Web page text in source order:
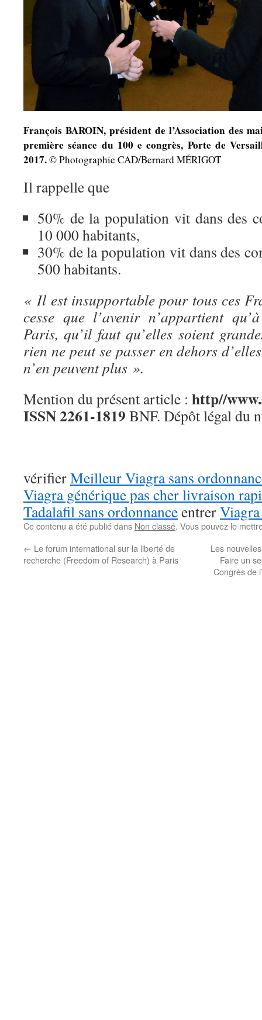
François BAROIN, président de l’Association des
première séance du 100 e congrès, Porte de
2017.© Photographie CAD/Bernard MÉRIGOT
Il rappelle que
50% de la population vit dans des
10 000 habitants,
30% de la population vit dans des
500 habitants.
« Il est insupportable pour tous ces
cesse que l’avenir n’appartient
Paris, qu’il faut qu’elles soient
rien ne peut se passer en dehors
n’en peuvent plus ».
Mention du présent article : http//
ISSN 2261-1819 BNF. Dépôt légal du
vérifierMeilleur Viagra sans
Viagra générique pas cher livraison
Tadalafil sans ordonnanceentrer
Ce contenu a été publié dans Non classé. Vous pouvez le
← Le forum international sur la liberté de
recherche (Freedom of Research) à Paris
Les
Faire un
Congrès de